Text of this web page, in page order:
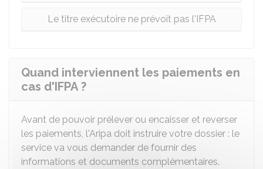
Le titre exécutoire ne prévoit pas l'IFPA
Quand interviennent les paiements en
cas d'IFPA ?
Avant de pouvoir prélever ou encaisser et reverser
les paiements, l'Aripa doit instruire votre dossier : le
service va vous demander de fournir des
informations et documents complémentaires.